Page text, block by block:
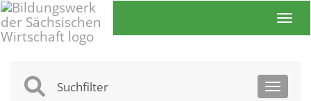
Toggle
Suchfilter